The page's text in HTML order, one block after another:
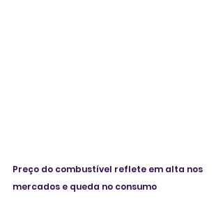
Preço do combustível reflete em alta nos
mercados e queda no consumo